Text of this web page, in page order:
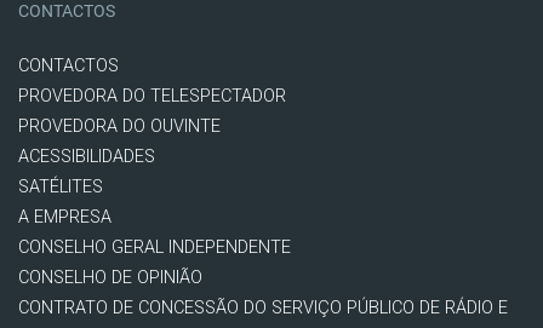
CONTACTOS
CONTACTOS
PROVEDORA DO TELESPECTADOR
PROVEDORA DO OUVINTE
ACESSIBILIDADES
SATÉLITES
A EMPRESA
CONSELHO GERAL INDEPENDENTE
CONSELHO DE OPINIÃO
CONTRATO DE CONCESSÃO DO SERVIÇO PÚBLICO DE RÁDIO E